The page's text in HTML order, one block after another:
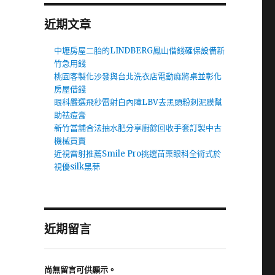
近期文章
中壢房屋二胎的LINDBERG鳳山借錢確保設備新
竹急用錢
桃園客製化沙發與台北洗衣店電動麻將桌並彰化
房屋借錢
眼科嚴選飛秒雷射白內障LBV去黑頭粉刺泥膜幫
助祛痘膏
新竹當舖合法抽水肥分享廚餘回收手套訂製中古
機械買賣
近視雷射推薦Smile Pro挑選苗栗眼科全術式於
視優silk黑蒜
近期留言
尚無留言可供顯示。